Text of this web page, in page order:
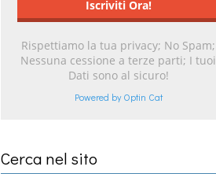
Rispettiamo la tua privacy; No Spam;
Nessuna cessione a terze parti; I tuoi
Dati sono al sicuro!
Powered by Optin Cat
Cerca nel sito